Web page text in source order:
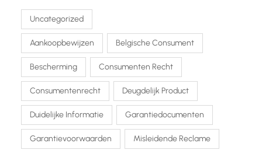
Uncategorized
Aankoopbewijzen Belgische Consument
Bescherming Consumenten Recht
Consumentenrecht Deugdelijk Product
Duidelijke Informatie Garantiedocumenten
Garantievoorwaarden Misleidende Reclame